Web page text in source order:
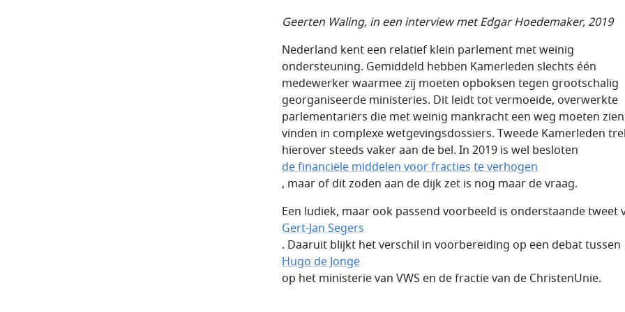
Geerten Waling, in een interview met Edgar Hoedemaker, 2019
Nederland kent een relatief klein parlement met weinig
ondersteuning. Gemiddeld hebben Kamerleden slechts één
medewerker waarmee zij moeten opboksen tegen grootschalig
georganiseerde ministeries. Dit leidt tot vermoeide, overwerkte
parlementariërs die met weinig mankracht een weg moeten
vinden in complexe wetgevingsdossiers. Tweede Kamerleden
hierover steeds vaker aan de bel. In 2019 is wel besloten
de financiële middelen voor fracties te verhogen
, maar of dit zoden aan de dijk zet is nog maar de vraag.
Een ludiek, maar ook passend voorbeeld is onderstaande tweet
Gert-Jan Segers
. Daaruit blijkt het verschil in voorbereiding op een debat tussen
Hugo de Jonge
op het ministerie van VWS en de fractie van de ChristenUnie.